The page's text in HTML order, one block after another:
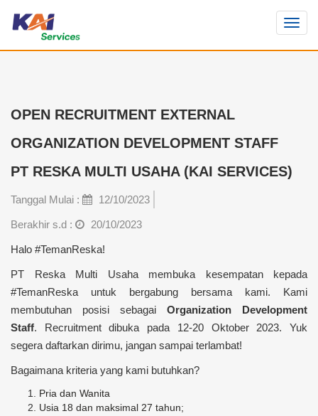
OPEN RECRUITMENT EXTERNAL
ORGANIZATION DEVELOPMENT STAFF
PT RESKA MULTI USAHA (KAI SERVICES)
Tanggal Mulai : 12/10/2023
Berakhir s.d : 20/10/2023
Halo #TemanReska!
PT Reska Multi Usaha membuka kesempatan kepada
#TemanReska untuk bergabung bersama kami. Kami
membutuhan posisi sebagai Organization Development
Staff.
Recruitment dibuka pada 12-20 Oktober 2023. Yuk
segera daftarkan dirimu, jangan sampai terlambat!
Bagaimana kriteria yang kami butuhkan?
Pria dan Wanita
Usia 18 dan maksimal 27 tahun;